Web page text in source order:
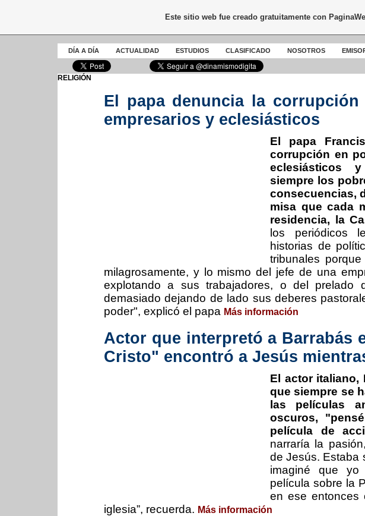
DÍA A DÍA ACTUALIDAD ESTUDIOS CLASIFICADO NOSOTROS
RELIGIÓN
El papa denuncia la
empresarios y eclesiásticos
El papa
corrupción en
eclesiásticos
siempre los
consecuencias,
misa que cada
residencia, la
los periódicos
historias de
tribunales
milagrosamente, y lo mismo del jefe de una
explotando a sus trabajadores, o del prelado
demasiado dejando de lado sus deberes
poder", explicó el papa Más información
Actor que interpretó a Barrabás
Cristo" encontró a Jesús
El actor italiano,
que siempre se
las películas
oscuros,
película de
narraría la
de Jesús. Estaba
imaginé que
película sobre la
en ese entonces
iglesia”, recuerda. Más información
Este sitio web fue creado gratuitamente con